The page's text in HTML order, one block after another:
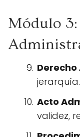
Módulo
jerarquía.
Acto
validez,